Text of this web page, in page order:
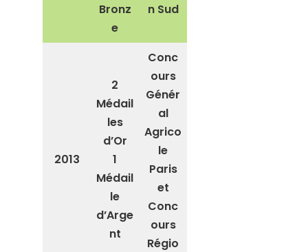
Bronz
e
n Sud
2013
2
Médail
les
d’Or
1
Médail
le
d’Arge
nt
Conc
ours
Génér
al
Agrico
le
Paris
et
Conc
ours
Régio